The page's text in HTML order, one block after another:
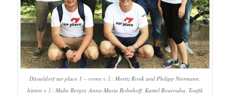
Düsseldorf sur place 1 – vorne v. l.: Moritz Rosik und Philipp Niermann;
hinten v. l.: Malte Berger, Anna-Maria Bohnhoff, Kamel Bourouba, Toufik